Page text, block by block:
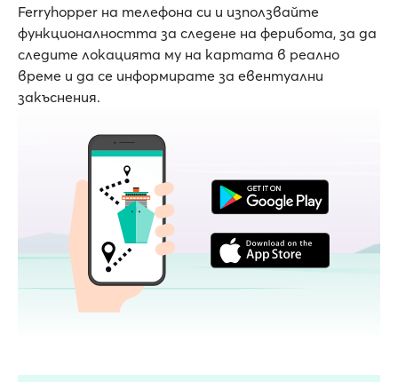
Ferryhopper на телефона си и използвайте
функционалността за следене на ферибота, за да
следите локацията му на картата в реално
време и да се информирате за евентуални
закъснения.